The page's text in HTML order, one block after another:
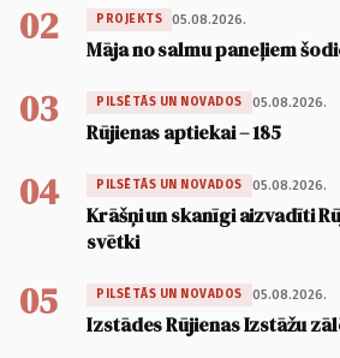
02 PROJEKTS 05.08.2026.
Māja no salmu paneļiem
03 PILSĒTĀS UN NOVADOS 05.08.2026.
Rūjienas aptiekai – 185
04 PILSĒTĀS UN NOVADOS 05.08.2026.
Krāšņi un skanīgi aizvadīti
svētki
05 PILSĒTĀS UN NOVADOS 05.08.2026.
Izstādes Rūjienas Izstāžu